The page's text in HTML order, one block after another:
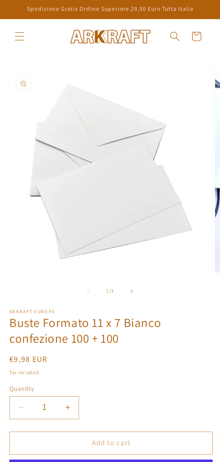
Skip to
content
Spedizione Gratis Ordine Superiore 29,90 Euro Tutta Italia
Cart
product
information
1/of
3
ARKRAFT EUROPE
Buste Formato 11 x 7 Bianco
confezione 100 + 100
Regular
price
€9,98 EUR
Tax included.
Quantity
Decrease
quantity
for
Formato
Increase
quantity
for
Formato
Add to cart